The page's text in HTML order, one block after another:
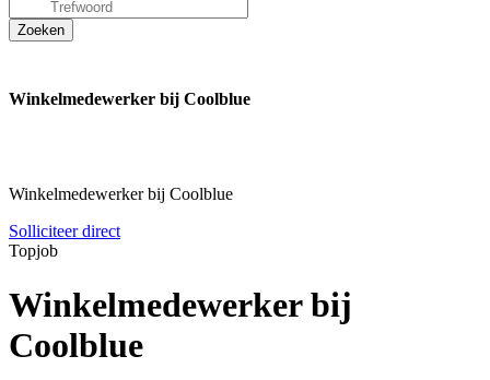
Winkelmedewerker bij Coolblue
Winkelmedewerker bij Coolblue
Solliciteer direct
Topjob
Winkelmedewerker bij
Coolblue